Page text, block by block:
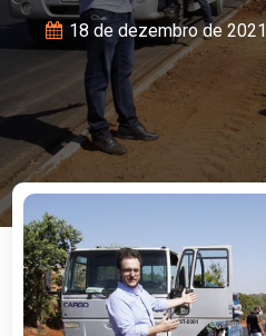
18 de dezembro de 2021